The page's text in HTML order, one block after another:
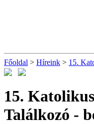
Főoldal > Híreink > 15.
15.
Találkozó -